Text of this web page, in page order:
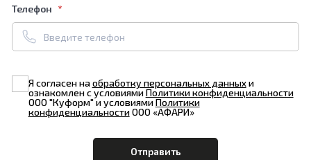
Телефон
Я согласен наобработку персональных данныхи
ознакомлен с условиямиПолитики конфиденциальности
ООО "Куформ" и условиямиПолитики
конфиденциальностиООО «АФАРИ»